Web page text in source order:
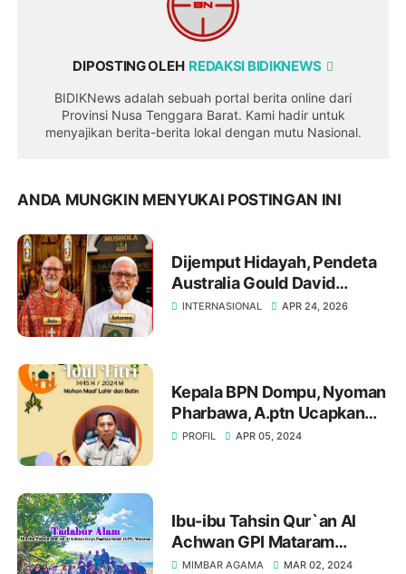
DIPOSTING OLEH REDAKSI BIDIKNEWS
BIDIKNews adalah sebuah portal berita online dari
Provinsi Nusa Tenggara Barat. Kami hadir untuk
menyajikan berita-berita lokal dengan mutu Nasional.
ANDA MUNGKIN MENYUKAI POSTINGAN INI
Dijemput Hidayah, Pendeta
Australia Gould David
Memeluk Islam 2023
INTERNASIONAL APR 24, 2026
Kepala BPN Dompu, Nyoman
Pharbawa, A.ptn Ucapkan
Selamat Idul Fitri 2024
PROFIL APR 05, 2024
Ibu-ibu Tahsin Qur`an Al
Achwan GPI Mataram
Laksanakan “Tadabur Alam”
MIMBAR AGAMA MAR 02, 2024